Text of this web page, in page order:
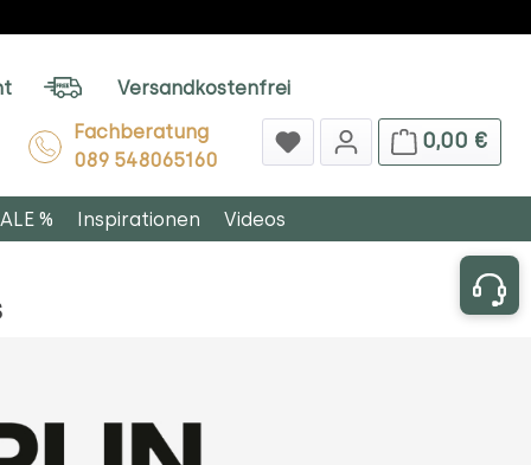
Versandkostenfrei
Fachberatung
089 548065160
0,00 €
% Inspirationen Videos